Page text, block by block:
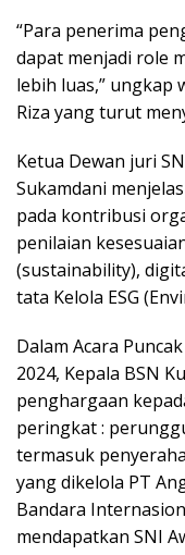
“Para penerima
dapat menjadi role
lebih luas,” ungkap
Riza yang turut
Ketua Dewan juri
Sukamdani
pada kontribusi
penilaian
(sustainability),
tata Kelola ESG
Dalam Acara
2024, Kepala BSN
penghargaan
peringkat :
termasuk
yang dikelola PT
Bandara
mendapatkan SNI